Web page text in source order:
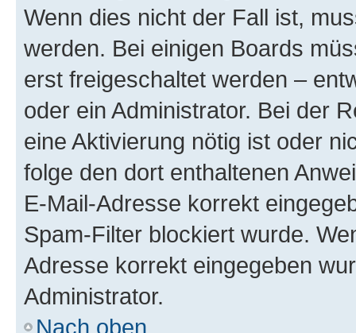
Wenn dies nicht der Fall ist,
werden. Bei einigen Boards
erst freigeschaltet werden –
oder ein Administrator. Bei der
eine Aktivierung nötig ist oder
folge den dort enthaltenen
E-Mail-Adresse korrekt
Spam-Filter blockiert wurde.
Adresse korrekt eingegeben
Administrator.
Nach oben